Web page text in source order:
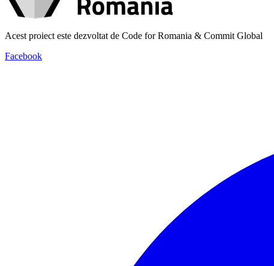
Acest proiect este dezvoltat de Code for Romania & Commit Global
Facebook